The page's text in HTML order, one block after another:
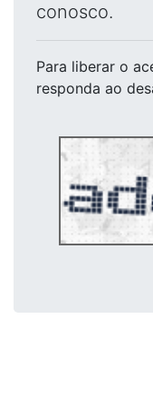
conosco.
Para liberar o
responda ao